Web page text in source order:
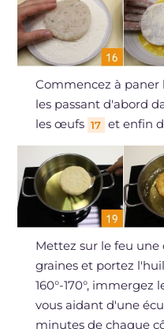
Commencez à paner
les passant d'abord
les œufs 17 et enfin
Mettez sur le feu une
graines et portez
160°-170°, immergez
vous aidant d'une
minutes de chaque